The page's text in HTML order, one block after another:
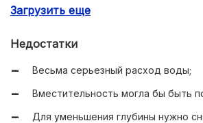
Отличный отжим;
Присутствует встроенная сушка.
Загрузить еще
Недостатки
Весьма серьезный расход воды;
Вместительность могла бы быть
Для уменьшения глубины нужно